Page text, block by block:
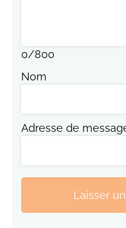
0/800
Nom
Adresse de
Laisser